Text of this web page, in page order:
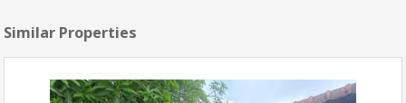
Similar Properties